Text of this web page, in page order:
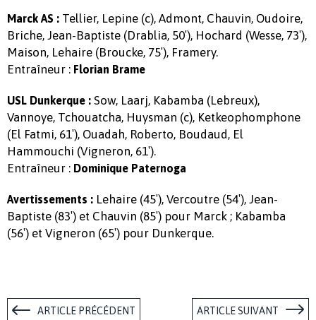
Marck AS : Tellier, Lepine (c), Admont, Chauvin, Oudoire,
Briche, Jean-Baptiste (Drablia, 50′), Hochard (Wesse, 73′),
Maison, Lehaire (Broucke, 75′), Framery.
Entraîneur : Florian Brame
USL Dunkerque : Sow, Laarj, Kabamba (Lebreux),
Vannoye, Tchouatcha, Huysman (c), Ketkeophomphone
(El Fatmi, 61′), Ouadah, Roberto, Boudaud, El
Hammouchi (Vigneron, 61′).
Entraîneur : Dominique Paternoga
Avertissements : Lehaire (45′), Vercoutre (54′), Jean-
Baptiste (83′) et Chauvin (85′) pour Marck ; Kabamba
(56′) et Vigneron (65′) pour Dunkerque.
ARTICLE PRÉCÉDENT ARTICLE SUIVANT